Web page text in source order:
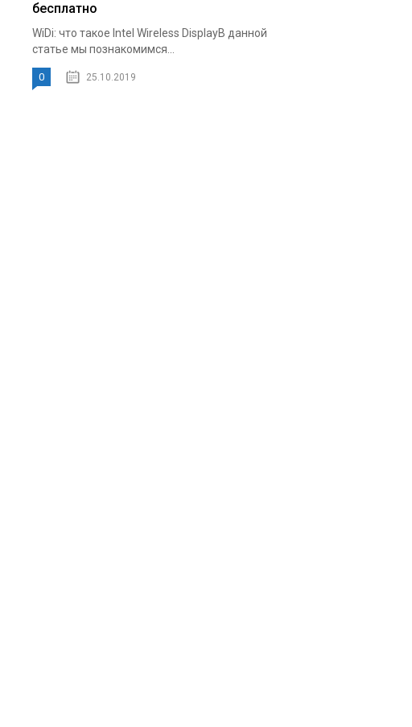
бесплатно
WiDi: что такое Intel Wireless DisplayВ данной
статье мы познакомимся...
0 25.10.2019